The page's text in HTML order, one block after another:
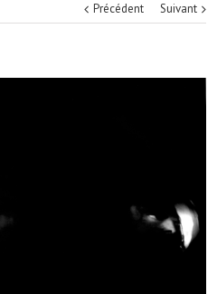
Précédent Suivant